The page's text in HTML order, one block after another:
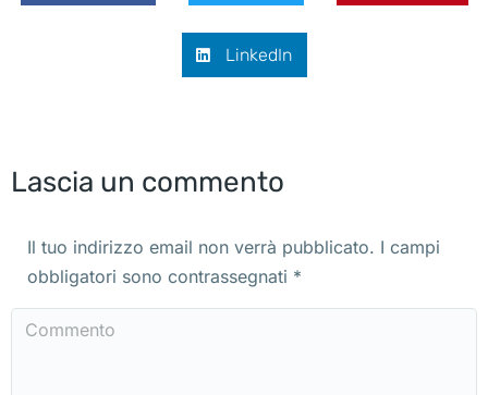
LinkedIn
Lascia un commento
Il tuo indirizzo email non verrà pubblicato. I campi
obbligatori sono contrassegnati *
Commento